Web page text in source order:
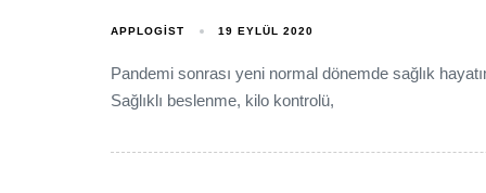
APPLOGIST 19 EYLÜL 2020
Pandemi sonrası yeni normal dönemde sağlık
Sağlıklı beslenme, kilo kontrolü,